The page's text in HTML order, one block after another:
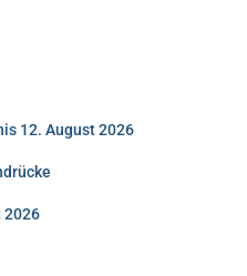
12. August 2026
2026